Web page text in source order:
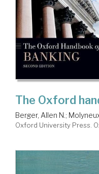
The Oxford
Berger, Allen N.;
Oxford University Press.